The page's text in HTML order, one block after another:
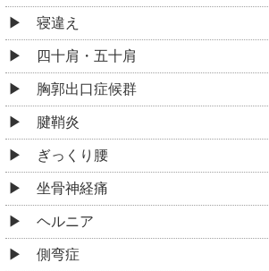
寝違え
四十肩・五十肩
胸郭出口症候群
腱鞘炎
ぎっくり腰
坐骨神経痛
ヘルニア
側弯症